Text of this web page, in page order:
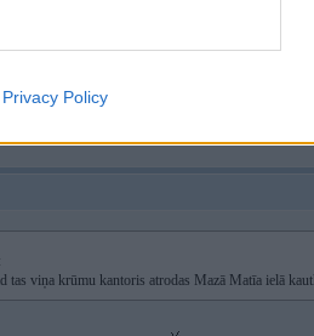
Privacy Policy
tas viņa krūmu kantoris atrodas Mazā Matīa ielā